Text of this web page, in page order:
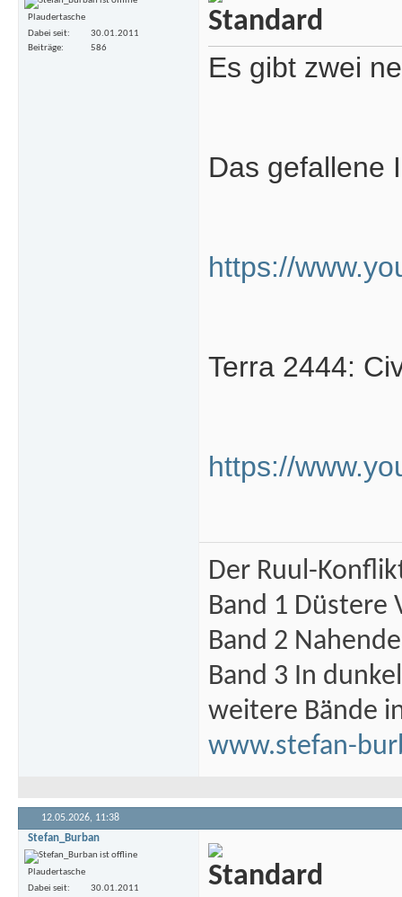
Plaudertasche
Dabei seit
30.01.2011
Beiträge
586
Es gibt zwei
Das gefallene
https://
Terra 2444:
https://
Der Ruul-
Band 1 Düstere
Band 2
Band 3 In
weitere Bände
www.stefan-
12.05.2026, 11:38
Stefan_Burban
Plaudertasche
Dabei seit
30.01.2011